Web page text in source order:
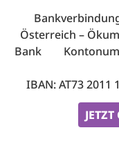
Österreich –
Bank
IBAN: AT73 2011